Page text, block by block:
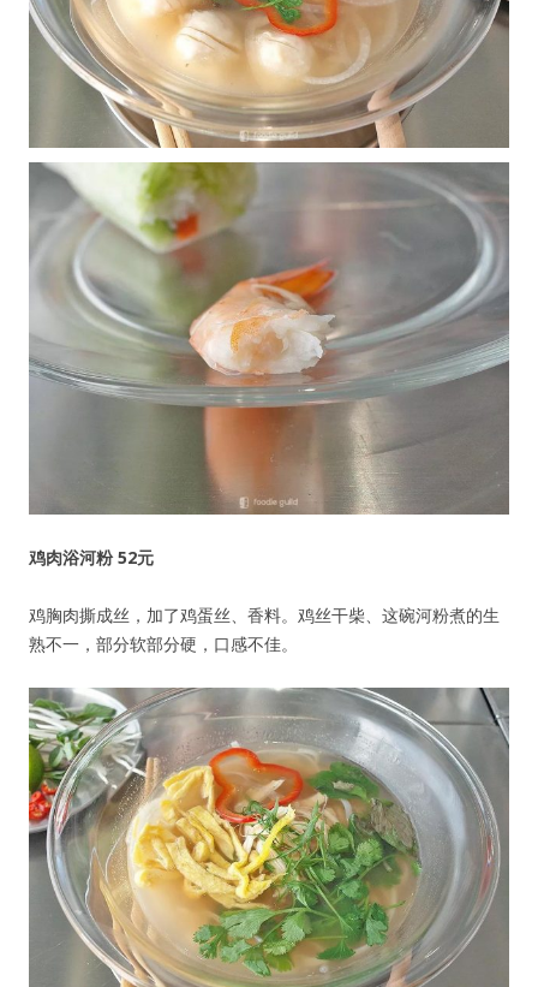
鸡肉浴河粉 52元
鸡胸肉撕成丝，加了鸡蛋丝、香料。鸡丝干柴、这碗河粉煮的生
熟不一，部分软部分硬，口感不佳。